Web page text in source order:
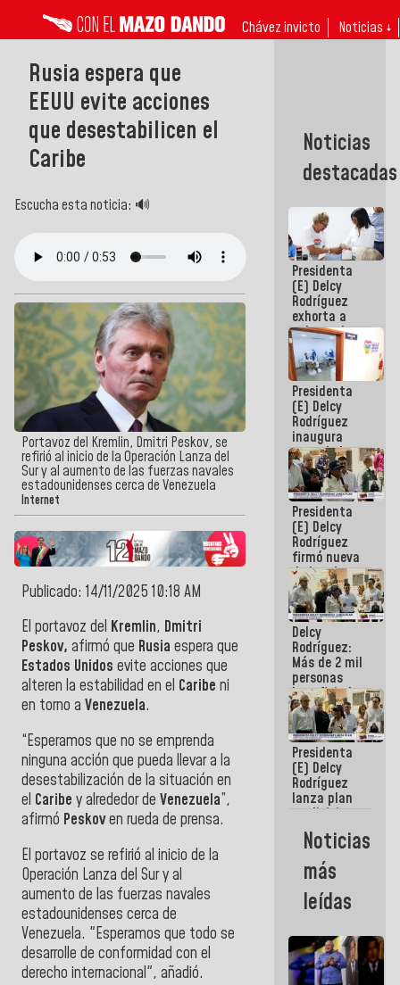
Chávez invicto Noticias ↓
Rusia espera que
EEUU evite acciones
que desestabilicen el
Caribe
Escucha esta noticia: 🔊
Portavoz del Kremlin, Dmitri Peskov, se
refirió al inicio de la Operación Lanza del
Sur y al aumento de las fuerzas navales
estadounidenses cerca de Venezuela
Internet
Publicado: 14/11/2025 10:18 AM
El portavoz del Kremlin, Dmitri
Peskov, afirmó que Rusia espera que
Estados Unidos evite acciones que
alteren la estabilidad en el Caribe ni
en torno a Venezuela.
“Esperamos que no se emprenda
ninguna acción que pueda llevar a la
desestabilización de la situación en
el Caribe y alrededor de Venezuela”,
afirmó Peskoven rueda de prensa.
El portavoz se refirió al inicio de la
Operación Lanza del Sur y al
aumento de las fuerzas navales
estadounidenses cerca de
Venezuela. "Esperamos que todo se
desarrolle de conformidad con el
derecho internacional", añadió.
Noticias
destacadas
Presidenta
(E) Delcy
Rodríguez
exhorta a
gobernadores
y alcaldes a
edificar
casas para
abuelos
Presidenta
(E) Delcy
Rodríguez
inaugura
casa de los
Abuelos
Primavera
en Caracas
Presidenta
(E) Delcy
Rodríguez
firmó nueva
de Ley de
Arrendamiento
aprobada
por la AN
Delcy
Rodríguez:
Más de 2 mil
personas
beneficiadas
con planes
para
atención de
emergencia
sísmica en
la última
semana
Presidenta
(E) Delcy
Rodríguez
lanza plan
crediticio
con subsidio
a Juntas de
Condominio
Noticias
más
leídas